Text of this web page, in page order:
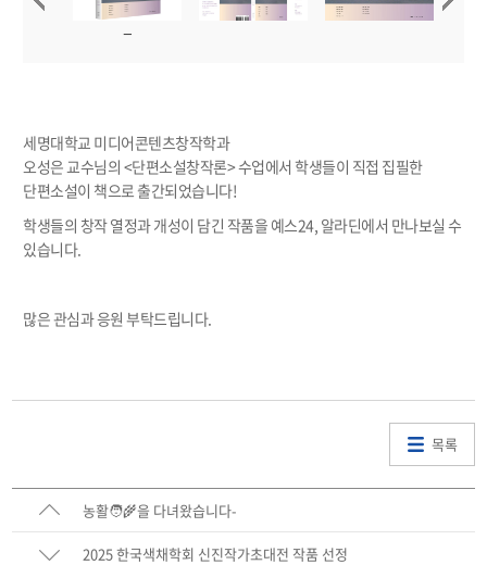
세명대학교 미디어콘텐츠창작학과
오성은 교수님의 <단편소설창작론> 수업에서 학생들이 직접 집필한
단편소설이 책으로 출간되었습니다!
학생들의 창작 열정과 개성이 담긴 작품을 예스24, 알라딘에서 만나보실 수
있습니다.
많은 관심과 응원 부탁드립니다.
목록
농활🧑‍🌾을 다녀왔습니다-
2025 한국색채학회 신진작가초대전 작품 선정